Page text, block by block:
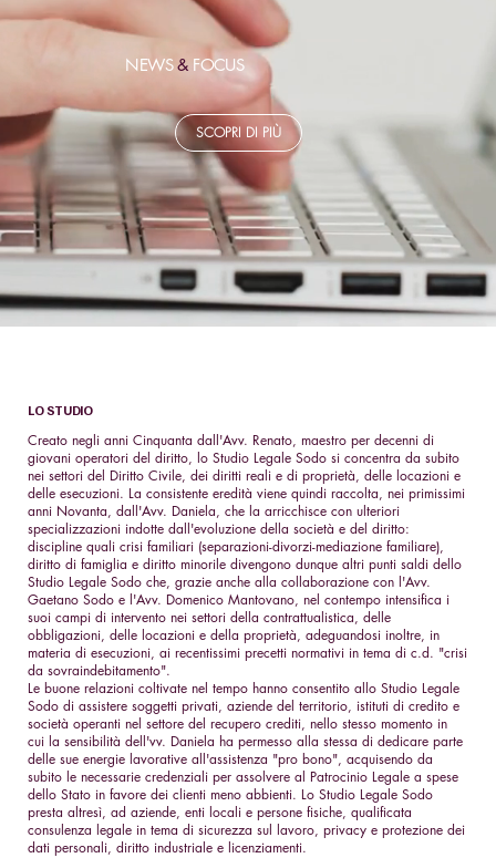
NEWS & FOCUS
SCOPRI DI PIÙ
LO STUDIO
Creato negli anni Cinquanta dall'Avv. Renato, maestro per decenni di
giovani operatori del diritto, lo Studio Legale Sodo si concentra da subito
nei settori del Diritto Civile, dei diritti reali e di proprietà, delle locazioni e
delle esecuzioni. La consistente eredità viene quindi raccolta, nei primissimi
anni Novanta, dall'Avv. Daniela, che la arricchisce con ulteriori
specializzazioni indotte dall'evoluzione della società e del diritto:
discipline quali crisi familiari (separazioni-divorzi-mediazione familiare),
diritto di famiglia e diritto minorile divengono dunque altri punti saldi dello
Studio Legale Sodo che, grazie anche alla collaborazione con l'Avv.
Gaetano Sodo e l'Avv. Domenico Mantovano, nel contempo intensifica i
suoi campi di intervento nei settori della contrattualistica, delle
obbligazioni, delle locazioni e della proprietà, adeguandosi inoltre, in
materia di esecuzioni, ai recentissimi precetti normativi in tema di c.d. "crisi
da sovraindebitamento".
Le buone relazioni coltivate nel tempo hanno consentito allo Studio Legale
Sodo di assistere soggetti privati, aziende del territorio, istituti di credito e
società operanti nel settore del recupero crediti, nello stesso momento in
cui la sensibilità dell'vv. Daniela ha permesso alla stessa di dedicare parte
delle sue energie lavorative all'assistenza "pro bono", acquisendo da
subito le necessarie credenziali per assolvere al Patrocinio Legale a spese
dello Stato in favore dei clienti meno abbienti. Lo Studio Legale Sodo
presta altresì, ad aziende, enti locali e persone fisiche, qualificata
consulenza legale in tema di sicurezza sul lavoro, privacy e protezione dei
dati personali, diritto industriale e licenziamenti.